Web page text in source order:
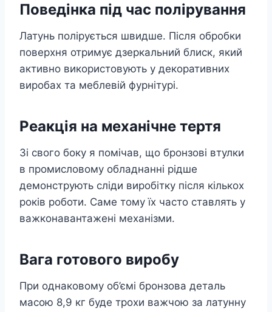
Поведінка під час полірування
Латунь полірується швидше. Після обробки
поверхня отримує дзеркальний блиск, який
активно використовують у декоративних
виробах та меблевій фурнітурі.
Реакція на механічне тертя
Зі свого боку я помічав, що бронзові втулки
в промисловому обладнанні рідше
демонструють сліди виробітку після кількох
років роботи. Саме тому їх часто ставлять у
важконавантажені механізми.
Вага готового виробу
При однаковому об’ємі бронзова деталь
масою 8,9 кг буде трохи важчою за латунну